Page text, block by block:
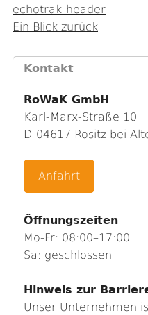
echotrak-header
Ein Blick zurück
Kontakt
RoWaK GmbH
Karl-Marx-Straße 10
D-04617 Rositz bei
Anfahrt
Öffnungszeiten
Mo-Fr: 08:00–17:00
Sa: geschlossen
Hinweis zur
Unser Unternehmen